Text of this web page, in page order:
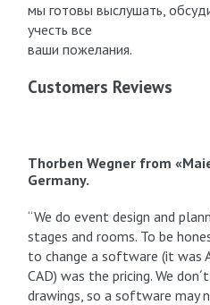
мы готовы выслушать,
учесть все
ваши пожелания.
Customers Reviews
Thorben Wegner from
Germany.
“We do event design and
stages and rooms. To be
to change a software (it was
CAD) was the pricing. We
drawings, so a software may